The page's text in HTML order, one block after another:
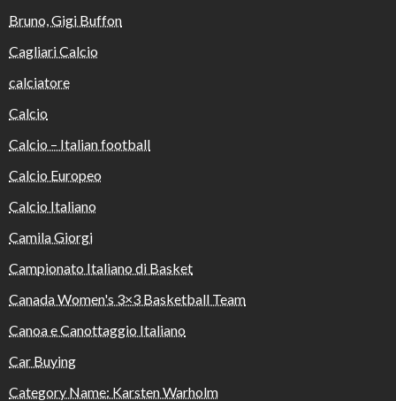
Bruno, Gigi Buffon
Cagliari Calcio
calciatore
Calcio
Calcio – Italian football
Calcio Europeo
Calcio Italiano
Camila Giorgi
Campionato Italiano di Basket
Canada Women's 3×3 Basketball Team
Canoa e Canottaggio Italiano
Car Buying
Category Name: Karsten Warholm